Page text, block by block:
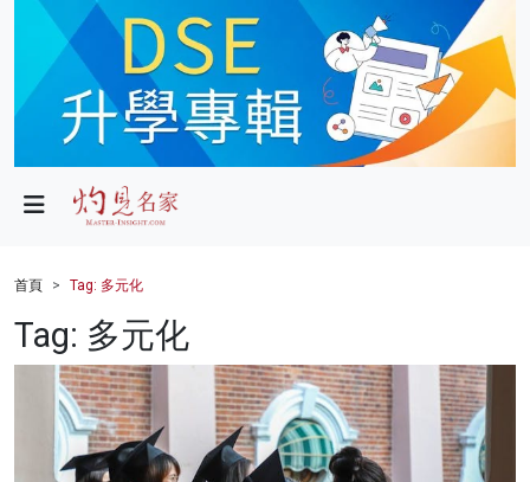
政局
財經
健康
商業
科技
首頁 Tag: 多元化
Tag: 多元化